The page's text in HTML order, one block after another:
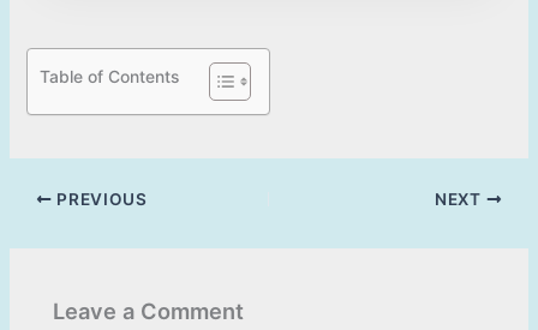
Table of Contents
PREVIOUS NEXT
Leave a Comment